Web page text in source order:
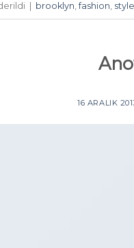
brooklyn,fashion, style
16 ARALIK